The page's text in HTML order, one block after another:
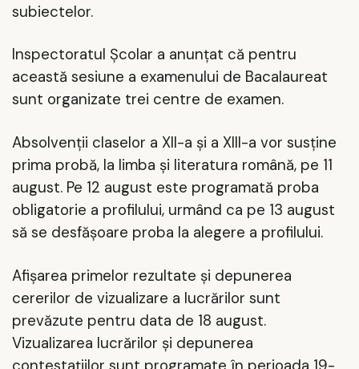
subiectelor.
Inspectoratul Şcolar a anunţat că pentru
această sesiune a examenului de Bacalaureat
sunt organizate trei centre de examen.
Absolvenţii claselor a XII-a şi a XIII-a vor susţine
prima probă, la limba şi literatura română, pe 11
august. Pe 12 august este programată proba
obligatorie a profilului, urmând ca pe 13 august
să se desfăşoare proba la alegere a profilului.
Afişarea primelor rezultate şi depunerea
cererilor de vizualizare a lucrărilor sunt
prevăzute pentru data de 18 august.
Vizualizarea lucrărilor şi depunerea
contestaţiilor sunt programate în perioada 19-